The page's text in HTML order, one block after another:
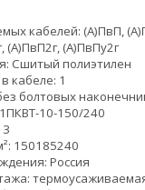
кабелей: (А)ПвП,
(А)ПвП2г, (А)ПвПу2г
Сшитый полиэтилен
кабеле: 1
болтовых
10-150/240
150185240
Россия